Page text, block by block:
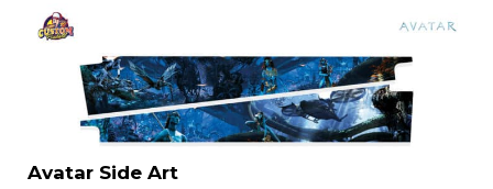
Avatar Side Art